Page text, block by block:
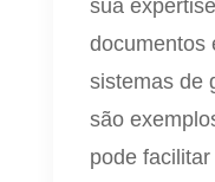
sua
documentos
sistemas de
são
pode